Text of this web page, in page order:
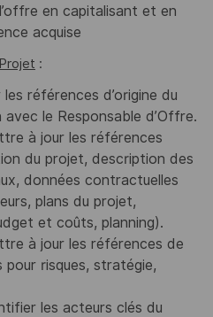
en capitalisant et en
acquise
:
références d’origine du
le Responsable d’Offre.
à jour les références
du projet, description des
données contractuelles
plans du projet,
et coûts, planning).
à jour les références de
risques, stratégie,
les acteurs clés du